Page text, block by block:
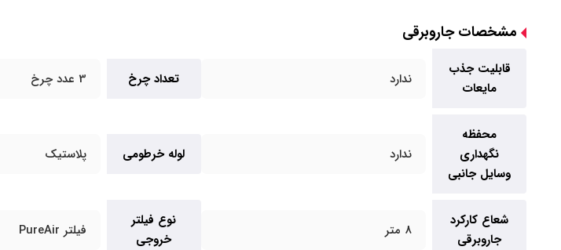
مشخصات جاروبرقی
قابلیت جذب
مایعات
ندارد تعداد چرخ 3 عدد چرخ
محفظه
نگهداری
وسایل جانبی
ندارد لوله خرطومی پلاستیک
شعاع کارکرد
جاروبرقی
8 متر
نوع فیلتر
خروجی
فیلتر PureAir